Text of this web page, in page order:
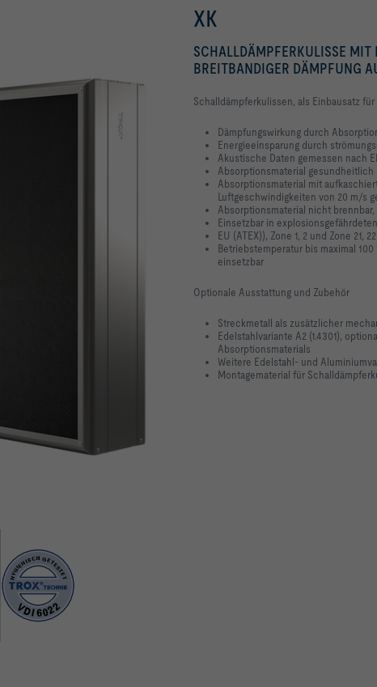
XK
SCHALLDÄMPFERKULISSE
BREITBANDIGER DÄMPFUNG
Schalldämpferkulissen, als Einbausatz
Dämpfungswirkung durch
Energieeinsparung durch
Akustische Daten gemessen nach
Absorptionsmaterial
Absorptionsmaterial mit
Luftgeschwindigkeiten von 20 m/s
Absorptionsmaterial nicht brennbar,
Einsetzbar in
EU (ATEX)), Zone 1, 2 und Zone 21,
Betriebstemperatur bis maximal
einsetzbar
Optionale Ausstattung und Zubehör
Streckmetall als zusätzlicher
Edelstahlvariante A2 (1.4301),
Absorptionsmaterials
Weitere Edelstahl- und
Montagematerial für